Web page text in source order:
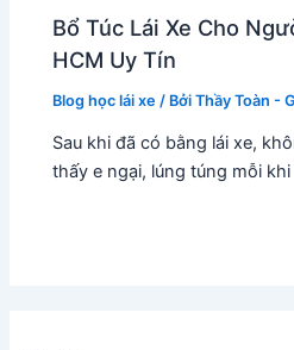
Bổ Túc Lái Xe Cho
HCM Uy Tín
Blog học lái xe / BởiThầy Toàn -
Sau khi đã có bằng lái xe,
thấy e ngại, lúng túng mỗi